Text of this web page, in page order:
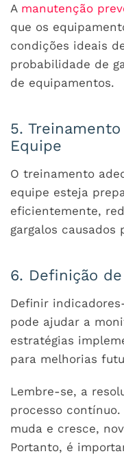
A manutenção
que os
condições ideais
probabilidade de
de equipamentos.
5.
Equipe
O treinamento
equipe esteja
eficientemente,
gargalos causados
6. Definição
Definir
pode ajudar a
estratégias
para melhorias
Lembre-se, a
processo
muda e cresce,
Portanto, é